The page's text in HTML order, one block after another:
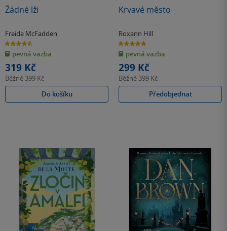
Žádné lži
Freida McFadden
4.6
z
5
hvězdiček
pevná vazba
319 Kč
Běžně 399 Kč
Do košíku
Krvavé město
Roxann Hill
5.0
z
5
hvězdiček
pevná vazba
299 Kč
Běžně 399 Kč
Předobjednat